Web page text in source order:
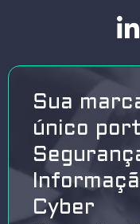
Sua
único
Cyber